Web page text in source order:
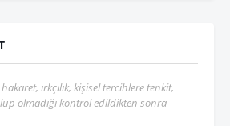
ırkçılık, kişisel tercihlere tenkit,
olmadığı kontrol edildikten sonra